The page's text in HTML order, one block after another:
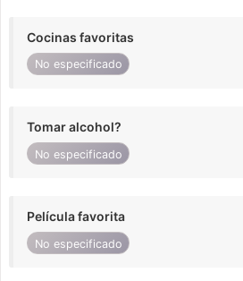
Cocinas favoritas
No especificado
Tomar alcohol?
No especificado
Película favorita
No especificado